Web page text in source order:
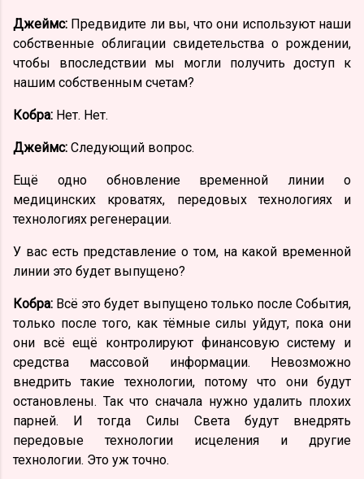
Джеймс: Предвидите ли вы, что они используют наши
собственные облигации свидетельства о рождении,
чтобы впоследствии мы могли получить доступ к
нашим собственным счетам?
Кобра: Нет. Нет.
Джеймс: Следующий вопрос.
Ещё одно обновление временной линии о
медицинских кроватях, передовых технологиях и
технологиях регенерации.
У вас есть представление о том, на какой временной
линии это будет выпущено?
Кобра: Всё это будет выпущено только после События,
только после того, как тёмные силы уйдут, пока они
они всё ещё контролируют финансовую систему и
средства массовой информации. Невозможно
внедрить такие технологии, потому что они будут
остановлены. Так что сначала нужно удалить плохих
парней. И тогда Силы Света будут внедрять
передовые технологии исцеления и другие
технологии. Это уж точно.